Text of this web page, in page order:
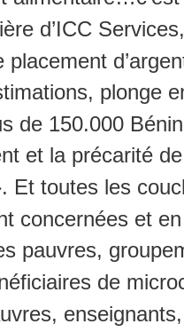
d’ICC
placement
plonge
de 150.000
et la précarité de
Et toutes les
concernées et en
pauvres,
de